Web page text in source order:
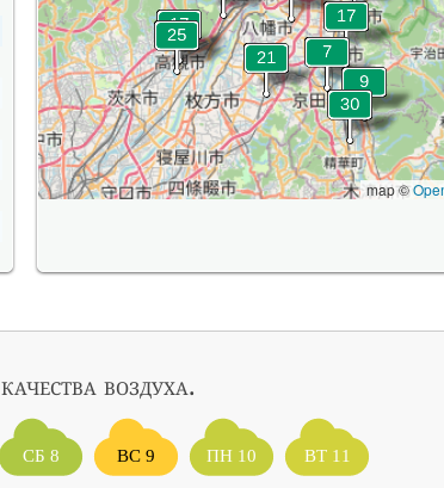
map ©
качества воздуха.
СБ 8 ВС 9 ПН 10 ВТ 11